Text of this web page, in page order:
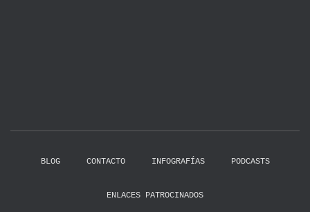
BLOG CONTACTO INFOGRAFÍAS PODCASTS
ENLACES PATROCINADOS